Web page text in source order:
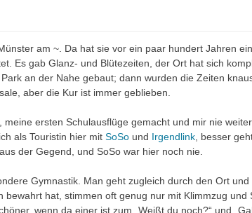
am ~. Da hat sie vor ein paar hundert Jahren ein
Es gab Glanz- und Blütezeiten, der Ort hat sich
an der Nahe gebaut; dann wurden die Zeiten
aber die Kur ist immer geblieben.
ersten Schulausflüge gemacht und mir nie
als Touristin hier mit SoSo und Irgendlink , besser
der Gegend, und SoSo war hier noch nie.
Gymnastik. Man geht zugleich durch den Ort und
hat, stimmen oft genug nur mit Klimmzug und
wenn da einer ist zum „Weißt du noch?“ und